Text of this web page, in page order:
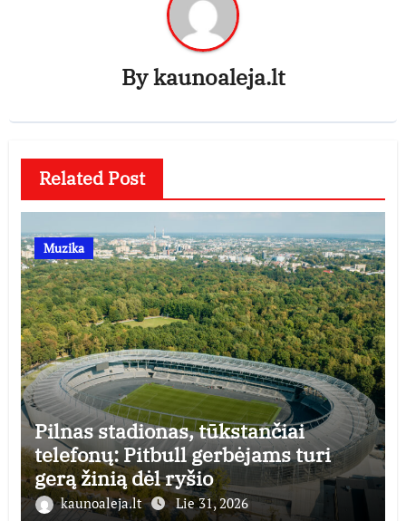
Bykaunoaleja.lt
Related Post
Muzika
Pilnas stadionas, tūkstančiai
telefonų: Pitbull gerbėjams turi
gerą žinią dėl ryšio
kaunoaleja.lt Lie 31, 2026